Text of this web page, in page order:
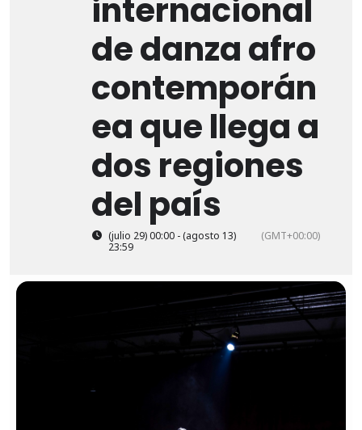
internacional
de danza afro
contemporán
ea que llega a
dos regiones
del país
(julio 29) 00:00 - (agosto 13)
23:59
(GMT+00:00)